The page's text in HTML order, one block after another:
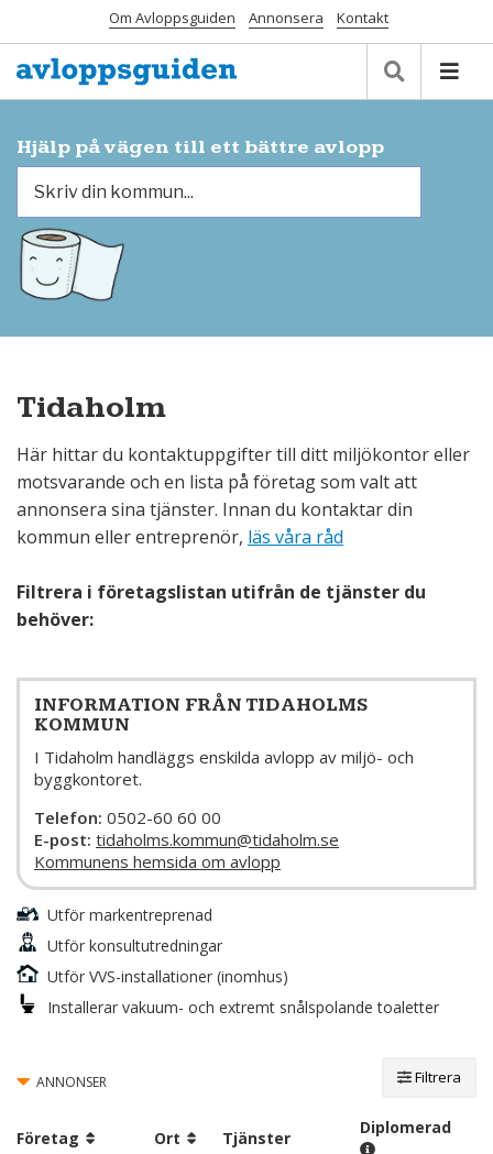
Om Avloppsguiden Annonsera Kontakt
Hjälp på vägen till ett bättre avlopp
Tidaholm
Här hittar du kontaktuppgifter till ditt miljökontor eller
motsvarande och en lista på företag som valt att
annonsera sina tjänster. Innan du kontaktar din
kommun eller entreprenör, läs våra råd
Filtrera i företagslistan utifrån de tjänster du
behöver:
INFORMATION FRÅN TIDAHOLMS
KOMMUN
I Tidaholm handläggs enskilda avlopp av miljö- och
byggkontoret.
Telefon: 0502-60 60 00
E-post: tidaholms.kommun@tidaholm.se
Kommunens hemsida om avlopp
Utför markentreprenad
Utför konsultutredningar
Utför VVS-installationer (inomhus)
Installerar vakuum- och extremt snålspolande toaletter
ANNONSER Filtrera
Företag Ort Tjänster
Diplomerad